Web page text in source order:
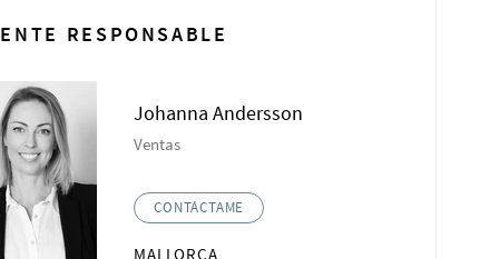
RESPONSABLE
Johanna Andersson
Ventas
CONTÁCTAME
MALLORCA